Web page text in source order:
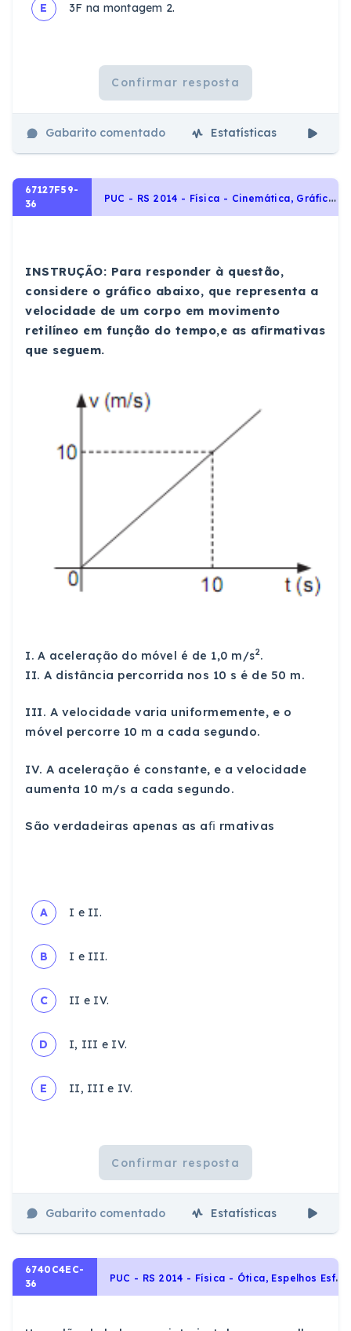
E 3F na montagem 2.
Confirmar resposta
Gabarito comentado Estatísticas
67127F59-
36
P
UC - RS 2014 - Física - Cinemática, Gráficos do MRU e MRUV
INSTRUÇÃO: Para responder à questão,
considere o gráﬁco abaixo, que representa a
velocidade de um corpo em movimento
retilíneo em função do tempo,e as aﬁrmativas
que seguem.
I. A aceleração do móvel é de 1,0 m/s2.
II. A distância percorrida nos 10 s é de 50 m.
III. A velocidade varia uniformemente, e o
móvel percorre 10 m a cada segundo.
IV. A aceleração é constante, e a velocidade
aumenta 10 m/s a cada segundo.
São verdadeiras apenas as aﬁ rmativas
A I e II.
B I e III.
C II e IV.
D I, III e IV.
E II, III e IV.
Confirmar resposta
Gabarito comentado Estatísticas
6740C4EC-
36
PUC - RS 2014 - Física - Ótica, Espelhos Esféricos